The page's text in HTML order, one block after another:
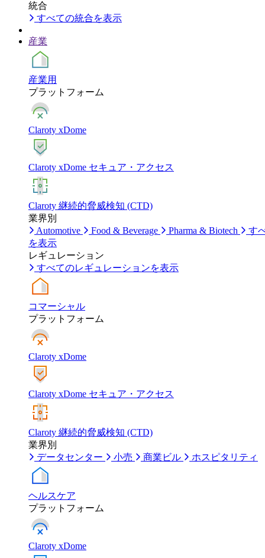
統合
すべての統合を表示
産業
産業用
プラットフォーム
Claroty xDome
Claroty xDome セキュア・アクセス
Claroty 継続的脅威検知 (CTD)
業界別
Automotive
Food & Beverage Pharma & Biotech
す
を表示
レギュレーション
すべてのレギュレーションを表示
コマーシャル
プラットフォーム
Claroty xDome
Claroty xDome セキュア・アクセス
Claroty 継続的脅威検知 (CTD)
業界別
データセンター
小売 商業ビル ホスピタリティ
ヘルスケア
プラットフォーム
Claroty xDome